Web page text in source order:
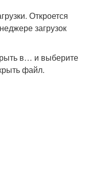
Откроется
загрузок
в… и выберите
файл.